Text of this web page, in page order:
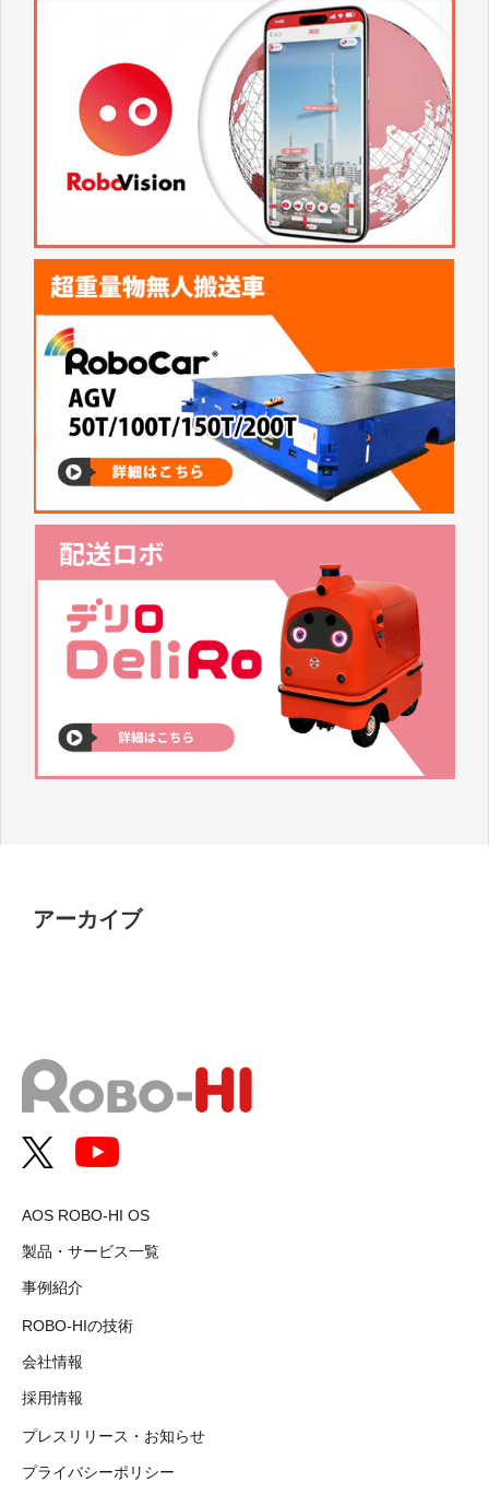
アーカイブ
AOS ROBO-HI OS
製品・サービス一覧
事例紹介
ROBO-HIの技術
会社情報
採用情報
プレスリリース・お知らせ
プライバシーポリシー